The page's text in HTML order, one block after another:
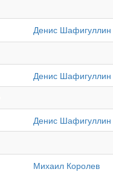
Денис Шафигуллин
Денис Шафигуллин
Денис Шафигуллин
Михаил Королев